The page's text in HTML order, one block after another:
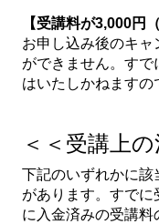
【受講料が3,000円
お申し込み後のキ
ができません。す
はいたしかねますの
＜＜受講上
下記のいずれかに該
があります。すで
に入金済みの受講